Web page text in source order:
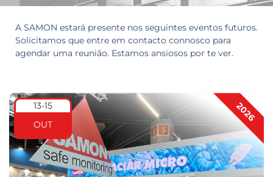
Eventos futuros
A SAMON estará presente nos seguintes eventos futuros.
Solicitamos que entre em contacto connosco para
agendar uma reunião. Estamos ansiosos por te ver.
13-15
OUT
2026